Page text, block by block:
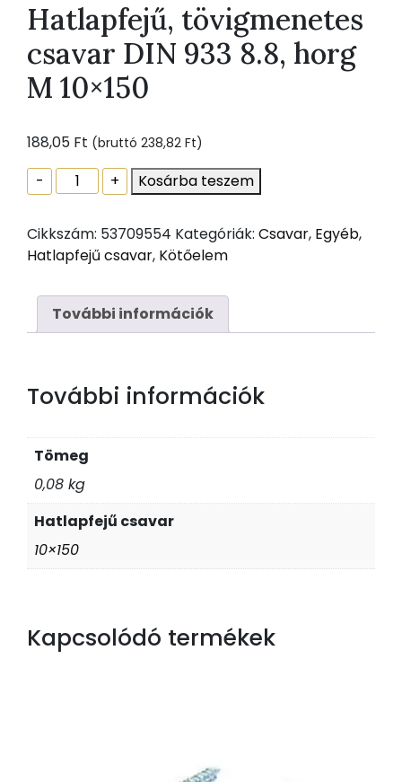
Hatlapfejű, tövigmenetes
csavar DIN 933 8.8, horg
M 10×150
188,05 Ft (bruttó 238,82 Ft)
-
Hatlapfejű,
tövigmenetes
DIN
933
horg
M
+ Kosárba teszem
Cikkszám: 53709554 Kategóriák: Csavar, Egyéb,
Hatlapfejű csavar, Kötőelem
További információk
További információk
Tömeg
0,08 kg
Hatlapfejű csavar
10×150
Kapcsolódó termékek